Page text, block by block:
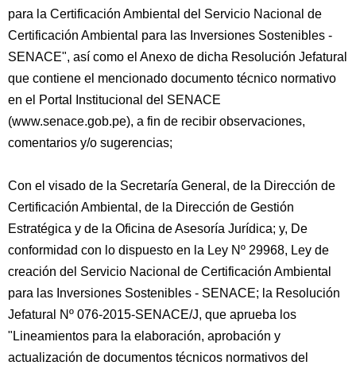
para la Certificación Ambiental del Servicio Nacional de
Certificación Ambiental para las Inversiones Sostenibles -
SENACE", así como el Anexo de dicha Resolución Jefatural
que contiene el mencionado documento técnico normativo
en el Portal Institucional del SENACE
(www.senace.gob.pe), a fin de recibir observaciones,
comentarios y/o sugerencias;
Con el visado de la Secretaría General, de la Dirección de
Certificación Ambiental, de la Dirección de Gestión
Estratégica y de la Oficina de Asesoría Jurídica; y, De
conformidad con lo dispuesto en la Ley Nº 29968, Ley de
creación del Servicio Nacional de Certificación Ambiental
para las Inversiones Sostenibles - SENACE; la Resolución
Jefatural Nº 076-2015-SENACE/J, que aprueba los
"Lineamientos para la elaboración, aprobación y
actualización de documentos técnicos normativos del